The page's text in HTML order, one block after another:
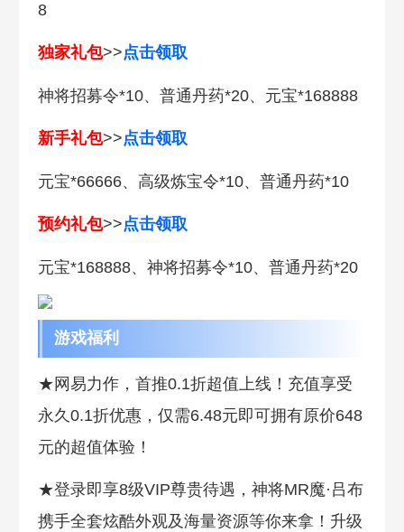
8
独家礼包>>点击领取
神将招募令*10、普通丹药*20、元宝*168888
新手礼包>>点击领取
元宝*66666、高级炼宝令*10、普通丹药*10
预约礼包>>点击领取
元宝*168888、神将招募令*10、普通丹药*20
游戏福利
★网易力作，首推0.1折超值上线！充值享受
永久0.1折优惠，仅需6.48元即可拥有原价648
元的超值体验！
★登录即享8级VIP尊贵待遇，神将MR魔·吕布
携手全套炫酷外观及海量资源等你来拿！升级